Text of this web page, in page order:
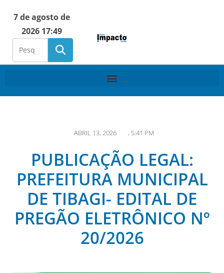
7 de agosto de
2026 17:49
ABRIL 13, 2026 , 5:41 PM
PUBLICAÇÃO LEGAL:
PREFEITURA MUNICIPAL
DE TIBAGI- EDITAL DE
PREGÃO ELETRÔNICO Nº
20/2026